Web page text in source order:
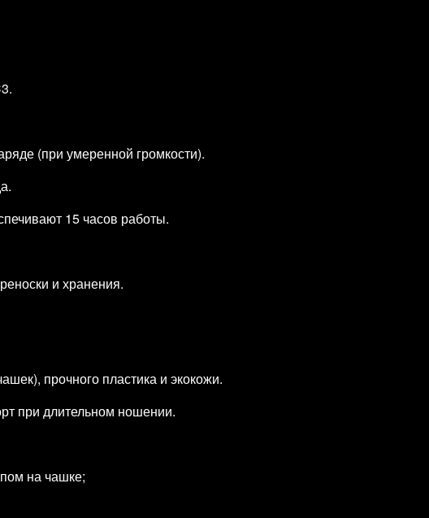
(при умеренной громкости).
15 часов работы.
и хранения.
прочного пластика и экокожи.
при длительном ношении.
на чашке;